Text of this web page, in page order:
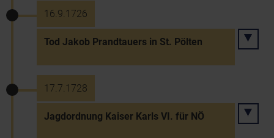
16.9.1726
Tod Jakob Prandtauers in St. Pölten
17.7.1728
Jagdordnung Kaiser Karls VI. für NÖ